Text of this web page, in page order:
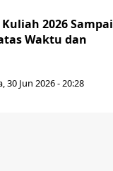
2026 Sampai
Waktu dan
30 Jun 2026 - 20:28